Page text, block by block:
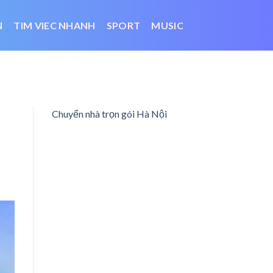
TIM VIEC NHANH SPORT MUSIC
Chuyển nhà trọn gói Hà Nội